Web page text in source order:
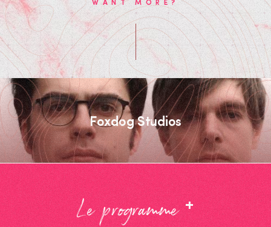
WANT MORE?
Foxdog Studios
Le programme +